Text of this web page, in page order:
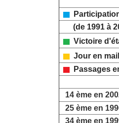
(de 1991 à
Victoire
Jour en
Passages
14 ème en
25 ème en
34 ème en